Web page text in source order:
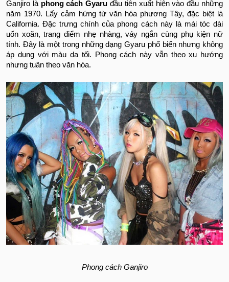
Ganjiro là phong cách Gyaru đầu tiên xuất hiện vào đầu những
năm 1970. Lấy cảm hứng từ văn hóa phương Tây, đặc biệt là
California. Đặc trưng chính của phong cách này là mái tóc dài
uốn xoăn, trang điểm nhẹ nhàng, váy ngắn cùng phụ kiện nữ
tính. Đây là một trong những dạng Gyaru phổ biến nhưng không
áp dụng với màu da tối. Phong cách này vẫn theo xu hướng
nhưng tuân theo văn hóa.
Phong cách Ganjiro